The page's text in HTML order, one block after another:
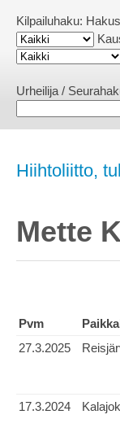
Kilpailuhaku:
Urheilija /
Hiihtoliitto,
Mette
Pvm
27.3.2025
17.3.2024